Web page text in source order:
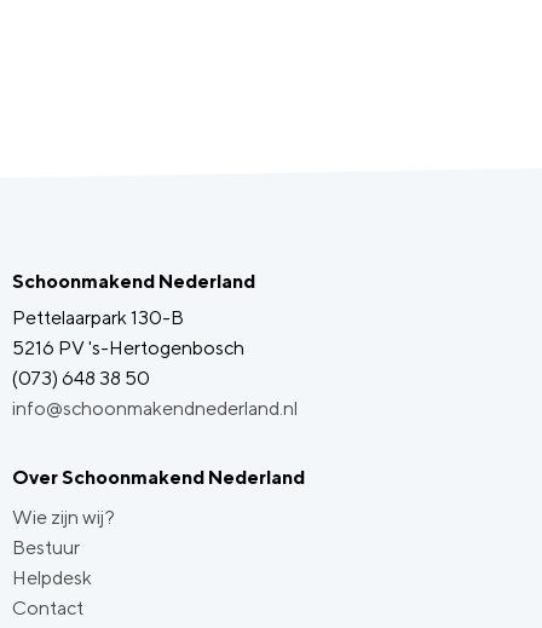
Schoonmakend Nederland
Pettelaarpark 130-B
5216 PV 's-Hertogenbosch
(073) 648 38 50
info@schoonmakendnederland.nl
Over Schoonmakend Nederland
Wie zijn wij?
Bestuur
Helpdesk
Contact